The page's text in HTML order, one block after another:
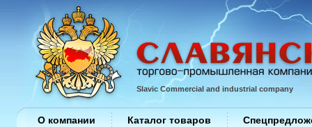
Slavic Commercial and industrial company
О компании Каталог товаров